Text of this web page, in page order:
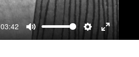
03:42
Mute Settings
Enter